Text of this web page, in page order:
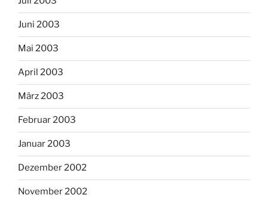
Juni 2003
Mai 2003
April 2003
März 2003
Februar 2003
Januar 2003
Dezember 2002
November 2002